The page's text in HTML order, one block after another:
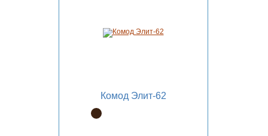
Комод Элит-62